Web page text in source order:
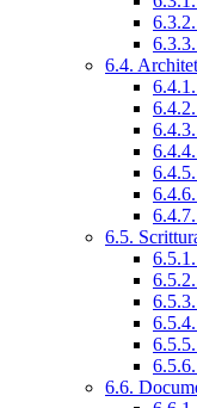
6.4.
6.5.
6.6.